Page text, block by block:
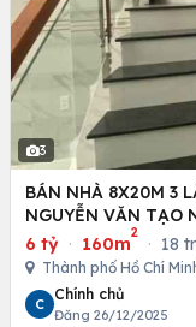
3
BÁN NHÀ 8X20M 3
NGUYỄN VĂN TẠO
6 tỷ · 160m
2
· 18
Thành phố Hồ Chí
C
Chính chủ
Đăng 26/12/2025